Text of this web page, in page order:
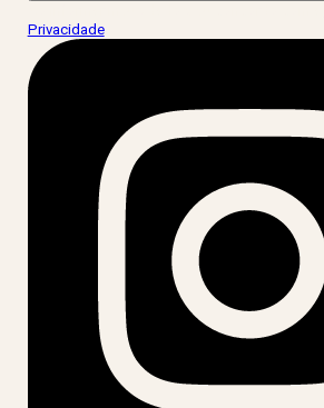
Privacidade.